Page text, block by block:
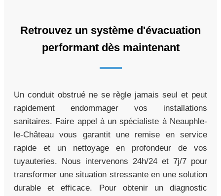
Retrouvez un système d'évacuation
performant dès maintenant
Un conduit obstrué ne se règle jamais seul et peut
rapidement endommager vos installations
sanitaires. Faire appel à un spécialiste à Neauphle-
le-Château vous garantit une remise en service
rapide et un nettoyage en profondeur de vos
tuyauteries. Nous intervenons 24h/24 et 7j/7 pour
transformer une situation stressante en une solution
durable et efficace. Pour obtenir un diagnostic